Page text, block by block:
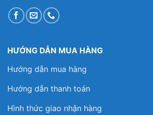
HƯỚNG DẪN MUA HÀNG
Hướng dẫn mua hàng
Hướng dẫn thanh toán
Hình thức giao nhận hàng